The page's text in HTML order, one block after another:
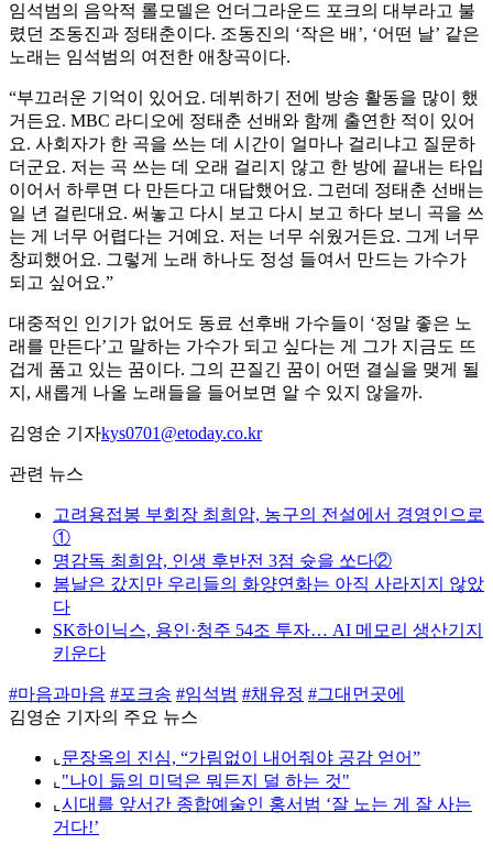
임석범의 음악적 롤모델은 언더그라운드 포크의 대부라고 불
렸던 조동진과 정태춘이다. 조동진의 ‘작은 배’, ‘어떤 날’ 같은
노래는 임석범의 여전한 애창곡이다.
“부끄러운 기억이 있어요. 데뷔하기 전에 방송 활동을 많이 했
거든요. MBC 라디오에 정태춘 선배와 함께 출연한 적이 있어
요. 사회자가 한 곡을 쓰는 데 시간이 얼마나 걸리냐고 질문하
더군요. 저는 곡 쓰는 데 오래 걸리지 않고 한 방에 끝내는 타입
이어서 하루면 다 만든다고 대답했어요. 그런데 정태춘 선배는
일 년 걸린대요. 써놓고 다시 보고 다시 보고 하다 보니 곡을 쓰
는 게 너무 어렵다는 거예요. 저는 너무 쉬웠거든요. 그게 너무
창피했어요. 그렇게 노래 하나도 정성 들여서 만드는 가수가
되고 싶어요.”
대중적인 인기가 없어도 동료 선후배 가수들이 ‘정말 좋은 노
래를 만든다’고 말하는 가수가 되고 싶다는 게 그가 지금도 뜨
겁게 품고 있는 꿈이다. 그의 끈질긴 꿈이 어떤 결실을 맺게 될
지, 새롭게 나올 노래들을 들어보면 알 수 있지 않을까.
김영순 기자kys0701@etoday.co.kr
관련 뉴스
고려용접봉 부회장 최희암, 농구의 전설에서 경영인으로
①
명감독 최희암, 인생 후반전 3점 슛을 쏘다②
봄날은 갔지만 우리들의 화양연화는 아직 사라지지 않았
다
SK하이닉스, 용인·청주 54조 투자… AI 메모리 생산기지
키운다
#마음과마음 #포크송 #임석범 #채유정 #그대먼곳에
김영순 기자의 주요 뉴스
⌞ 문장옥의 진심, “가림없이 내어줘야 공감 얻어”
⌞ "나이 듦의 미덕은 뭐든지 덜 하는 것"
⌞ 시대를 앞서간 종합예술인 홍서범 ‘잘 노는 게 잘 사는
거다!’